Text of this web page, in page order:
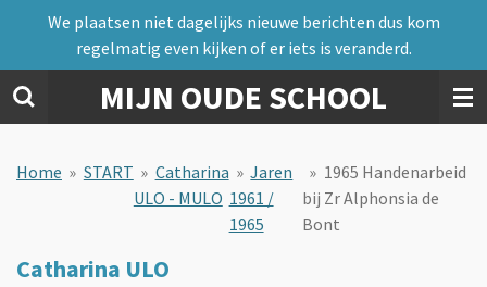
naar
de
hoofdinhoud
MIJN OUDE SCHOOL
We plaatsen niet dagelijks nieuwe berichten dus kom
regelmatig even kijken of er iets is veranderd.
Home » START » Catharina
ULO - MULO
» Jaren
1961 /
1965
» 1965 Handenarbeid
bij Zr Alphonsia de
Bont
Catharina ULO